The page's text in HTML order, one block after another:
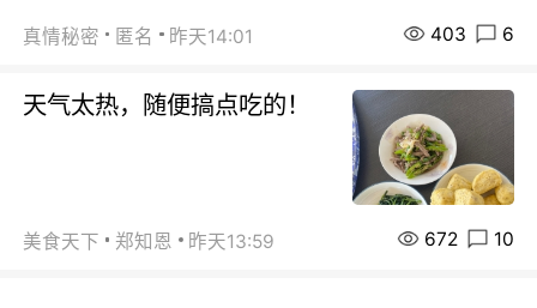
真情秘密 匿名 昨天14:01 403 6
天气太热，随便搞点吃的！
美食天下 郑知恩 昨天13:59 672 10